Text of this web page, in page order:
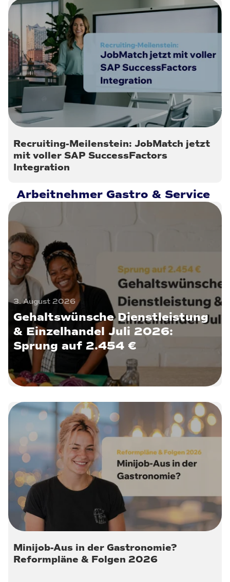
8. Mai 2026
Recruiting-Meilenstein: JobMatch jetzt
mit voller SAP SuccessFactors
Integration
Arbeitnehmer Gastro & Service
3. August 2026
Gehaltswünsche Dienstleistung
& Einzelhandel Juli 2026:
Sprung auf 2.454 €
30. Juli 2026
Minijob-Aus in der Gastronomie?
Reformpläne & Folgen 2026